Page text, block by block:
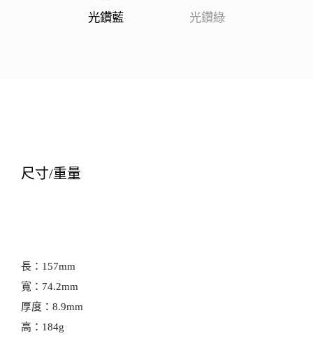
光鑽藍 光鑽綠
尺寸/重量
長：157mm
寬：74.2mm
厚度：8.9mm
高：184g